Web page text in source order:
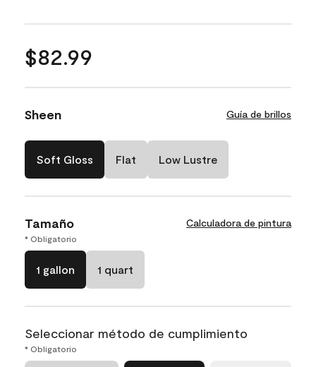
$82.99
Sheen Guía de brillos
Soft Gloss Flat Low Lustre
Tamaño Calculadora de pintura
* Obligatorio
1 gallon 1 quart
Seleccionar método de cumplimiento
* Obligatorio